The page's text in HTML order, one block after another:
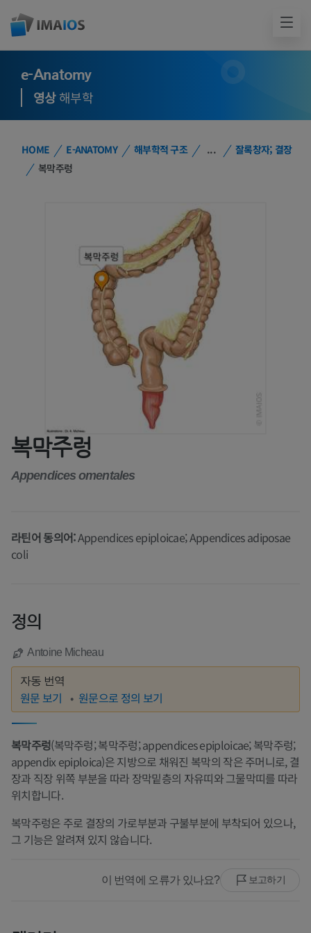
e-Anatomy
영상해부학
HOME E-ANATOMY 해부학적 구조 ...
잘록창자; 결장
복막주렁
복막주렁
Appendices omentales
라틴어 동의어:Appendices epiploicae; Appendices adiposae
coli
정의
Antoine Micheau
자동 번역
원문 보기 원문으로 정의 보기
복막주렁(복막주렁; 복막주렁; appendices epiploicae; 복막주렁;
appendix epiploica)은 지방으로 채워진 복막의 작은 주머니로, 결
장과 직장 위쪽 부분을 따라 장막밑층의 자유띠와 그물막띠를 따라
위치합니다.
복막주렁은 주로 결장의 가로부분과 구불부분에 부착되어 있으나,
그 기능은 알려져 있지 않습니다.
이 번역에 오류가 있나요? 보고하기